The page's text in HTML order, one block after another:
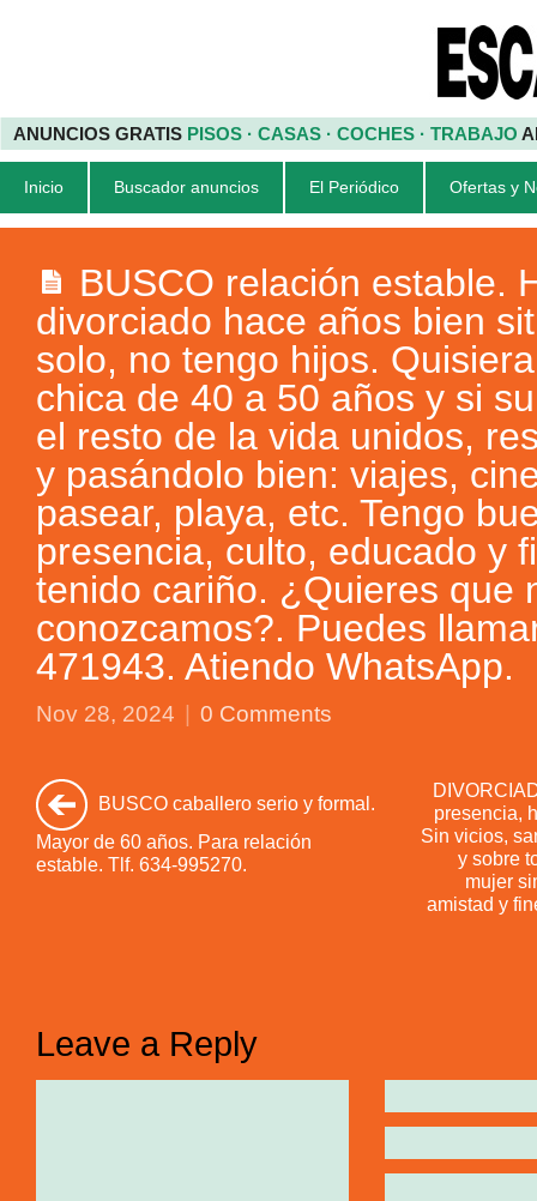
ANUNCIOS GRATIS PISOS · CASAS · COCHES · TRABAJO
Inicio Buscador anuncios El Periódico Ofertas y
BUSCO relación estable.
divorciado hace años bien
solo, no tengo hijos.
chica de 40 a 50 años y si
el resto de la vida unidos,
y pasándolo bien: viajes,
pasear, playa, etc. Tengo
presencia, culto, educado y
tenido cariño. ¿Quieres que
conozcamos?. Puedes
471943. Atiendo WhatsApp.
Nov 28, 2024 0 Comments
BUSCO caballero serio y formal.
Mayor de 60 años. Para relación
estable. Tlf. 634-995270.
presencia,
Sin vicios,
y sobre
mujer
amistad y
Leave a Reply